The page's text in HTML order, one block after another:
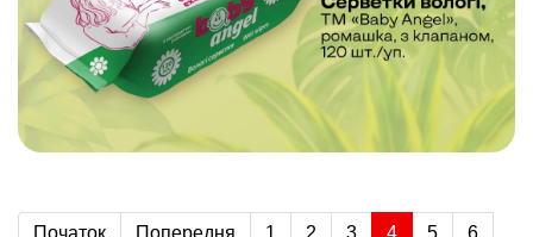
Початок Попередня 1 2 3 4 5 6